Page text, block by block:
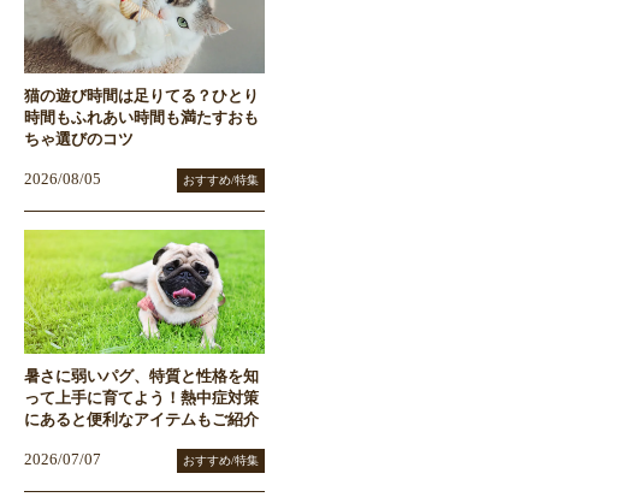
猫の遊び時間は足りてる？ひとり
時間もふれあい時間も満たすおも
ちゃ選びのコツ
2026/08/05 おすすめ/特集
暑さに弱いパグ、特質と性格を知
って上手に育てよう！熱中症対策
にあると便利なアイテムもご紹介
2026/07/07 おすすめ/特集